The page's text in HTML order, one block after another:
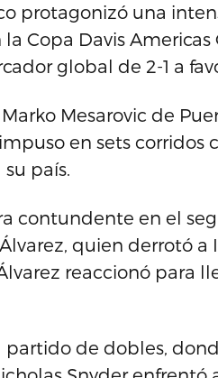
protagonizó una
Copa Davis Americas
global de 2-1 a
Mesarovic de
en sets corridos
país.
contundente en el
quien derrotó a
reaccionó para
partido de dobles,